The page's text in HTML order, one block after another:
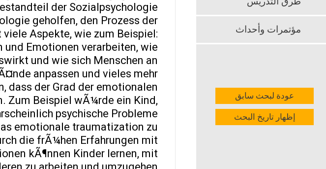
der Sozialpsychologie.
geholfen, den Prozess der
Aspekte, wie zum Beispiel:
Emotionen verarbeiten, wie
und wie sich Menschen an
anpassen und vieles mehr.
dass der Grad der emotionalen
Zum Beispiel wÃ¼rde ein Kind,
psychische Probleme
emotionale traumatization zu
die frÃ¼hen Erfahrungen mit
kÃ¶nnen Kinder lernen, mit
مؤتمرات وأحداث
عودة لبحث سابق
إظهار تاريخ البحث